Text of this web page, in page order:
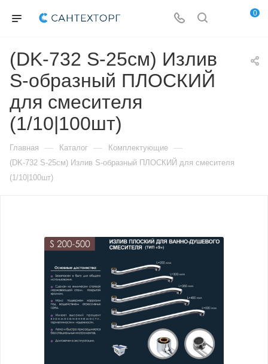
0
(DK-732 S-25см) Излив
S-образный ПЛОСКИЙ
для смесителя
(1/10|100шт)
Главная — Каталог — Комплектующие —
(DK-732 S-25см) Излив S-образный ПЛОСКИЙ для смесителя
(1/10|100шт)